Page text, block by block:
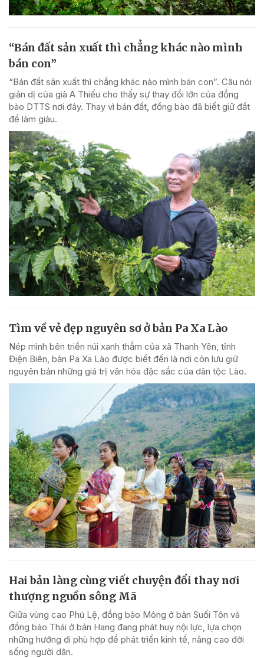
“Bán đất sản xuất thì chẳng khác nào mình
bán con”
“Bán đất sản xuất thì chẳng khác nào mình bán con”. Câu nói
giản dị của già A Thiếu cho thấy sự thay đổi lớn của đồng
bào DTTS nơi đây. Thay vì bán đất, đồng bào đã biết giữ đất
để làm giàu.
Tìm về vẻ đẹp nguyên sơ ở bản Pa Xa Lào
Nép mình bên triền núi xanh thẳm của xã Thanh Yên, tỉnh
Điện Biên, bản Pa Xa Lào được biết đến là nơi còn lưu giữ
nguyên bản những giá trị văn hóa đặc sắc của dân tộc Lào.
Hai bản làng cùng viết chuyện đổi thay nơi
thượng nguồn sông Mã
Giữa vùng cao Phú Lệ, đồng bào Mông ở bản Suối Tôn và
đồng bào Thái ở bản Hang đang phát huy nội lực, lựa chọn
những hướng đi phù hợp để phát triển kinh tế, nâng cao đời
sống người dân.